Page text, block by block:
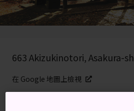
663 Akizukinotori, Asakura-
在 Google 地圖上檢視